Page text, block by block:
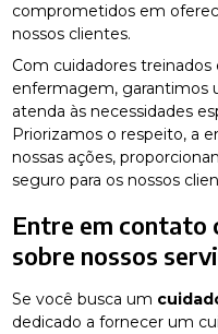
comprometidos em
nossos clientes.
Com cuidadores
enfermagem, garantimos
atenda às necessidades
Priorizamos o respeito, a
nossas ações,
seguro para os nossos
Entre em contato
sobre nossos
Se você busca um
dedicado a fornecer um